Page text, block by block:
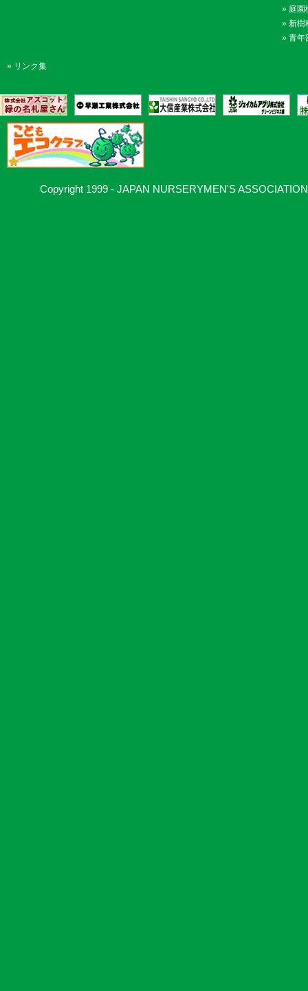
» 庭園
» 新樹
» 青年
» リンク集
Copyright 1999 - JAPAN NURSERYMEN'S